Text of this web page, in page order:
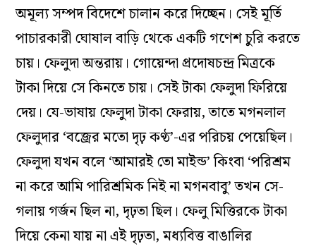
অমূল্য সম্পদ বিদেশে চালান করে দিচ্ছেন। সেই মূর্তি
পাচারকারী ঘোষাল বাড়ি থেকে একটি গণেশ চুরি করতে
চায়। ফেলুদা অন্তরায়। গোয়েন্দা প্রদোষচন্দ্র মিত্রকে
টাকা দিয়ে সে কিনতে চায়। সেই টাকা ফেলুদা ফিরিয়ে
দেয়। যে-ভাষায় ফেলুদা টাকা ফেরায়, তাতে মগনলাল
ফেলুদার ‘বজ্রের মতো দৃঢ় কণ্ঠ’-এর পরিচয় পেয়েছিল।
ফেলুদা যখন বলে ‘আমারই তো মাইন্ড’ কিংবা ‘পরিশ্রম
না করে আমি পারিশ্রমিক নিই না মগনবাবু’ তখন সে-
গলায় গর্জন ছিল না, দৃঢ়তা ছিল। ফেলু মিত্তিরকে টাকা
দিয়ে কেনা যায় না এই দৃঢ়তা, মধ্যবিত্ত বাঙালির